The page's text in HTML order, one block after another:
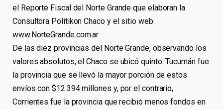
el Reporte Fiscal del Norte Grande que elaboran la
Consultora Politikon Chaco y el sitio web
www.NorteGrande.com.ar
De las diez provincias del Norte Grande, observando los
valores absolutos, el Chaco se ubicó quinto. Tucumán fue
la provincia que se llevó la mayor porción de estos
envíos con $12.394 millones y, por el contrario,
Corrientes fue la provincia que recibió menos fondos en